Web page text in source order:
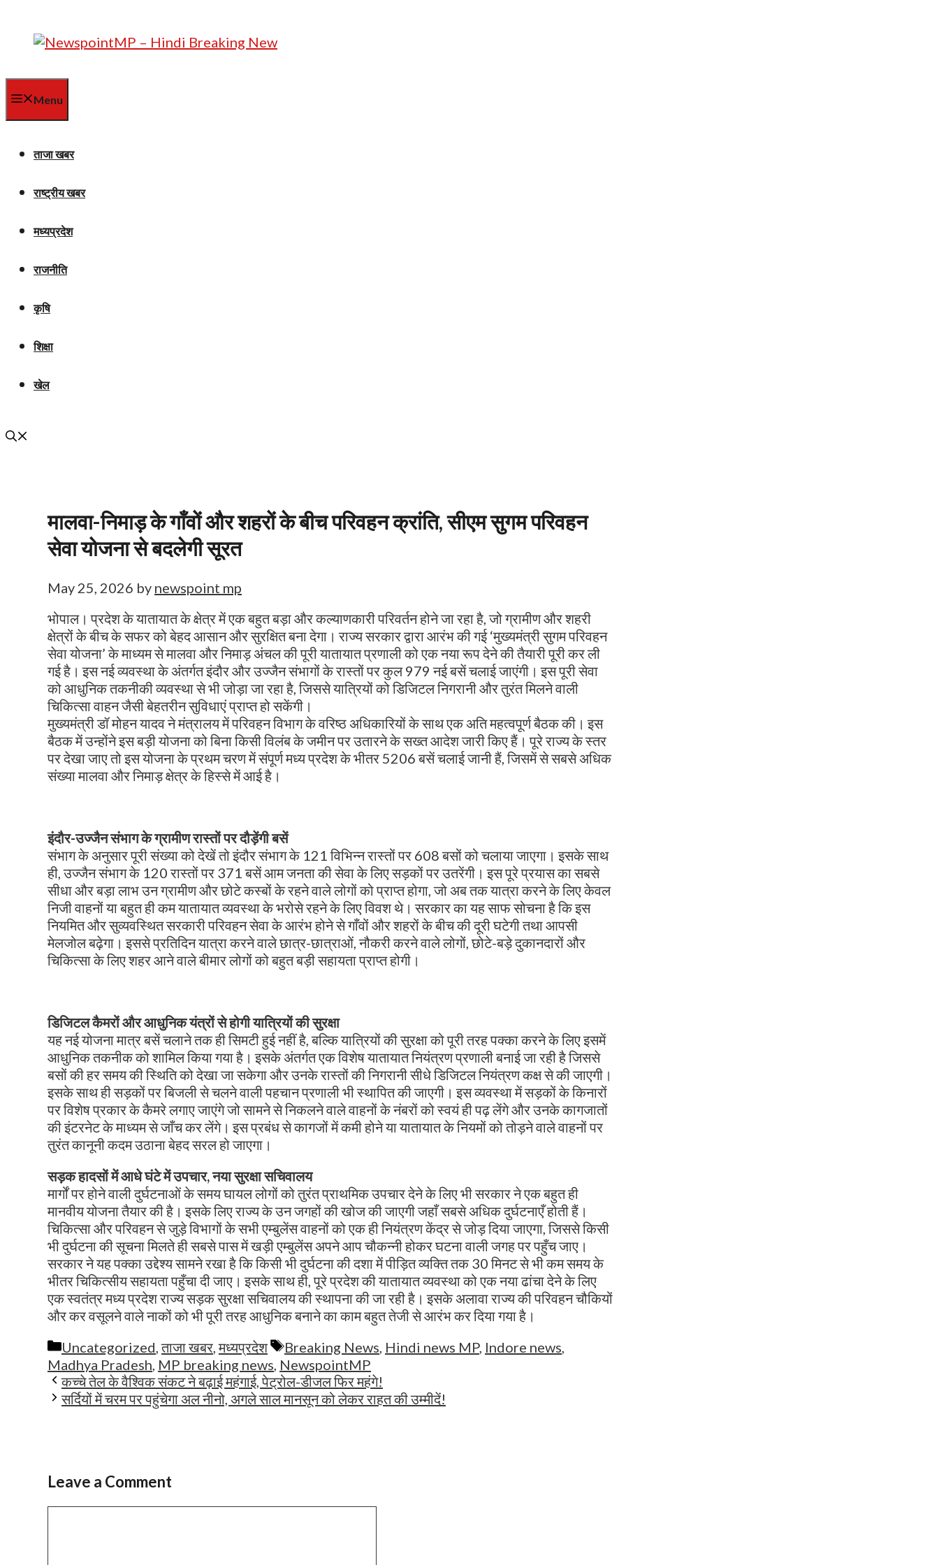
content
Menu
ताजा खबर
राष्ट्रीय खबर
मध्यप्रदेश
राजनीति
कृषि
शिक्षा
खेल
मालवा-निमाड़ के गाँवों और शहरों के बीच परिवहन क्रांति, सीएम सुगम परिवहन
सेवा योजना से बदलेगी सूरत
May 25, 2026 by newspoint mp
भोपाल। प्रदेश के यातायात के क्षेत्र में एक बहुत बड़ा और कल्याणकारी परिवर्तन होने जा रहा है, जो ग्रामीण और शहरी
क्षेत्रों के बीच के सफर को बेहद आसान और सुरक्षित बना देगा। राज्य सरकार द्वारा आरंभ की गई ‘मुख्यमंत्री सुगम परिवहन
सेवा योजना’ के माध्यम से मालवा और निमाड़ अंचल की पूरी यातायात प्रणाली को एक नया रूप देने की तैयारी पूरी कर ली
गई है। इस नई व्यवस्था के अंतर्गत इंदौर और उज्जैन संभागों के रास्तों पर कुल 979 नई बसें चलाई जाएंगी। इस पूरी सेवा
को आधुनिक तकनीकी व्यवस्था से भी जोड़ा जा रहा है, जिससे यात्रियों को डिजिटल निगरानी और तुरंत मिलने वाली
चिकित्सा वाहन जैसी बेहतरीन सुविधाएं प्राप्त हो सकेंगी।
मुख्यमंत्री डॉ मोहन यादव ने मंत्रालय में परिवहन विभाग के वरिष्ठ अधिकारियों के साथ एक अति महत्वपूर्ण बैठक की। इस
बैठक में उन्होंने इस बड़ी योजना को बिना किसी विलंब के जमीन पर उतारने के सख्त आदेश जारी किए हैं। पूरे राज्य के स्तर
पर देखा जाए तो इस योजना के प्रथम चरण में संपूर्ण मध्य प्रदेश के भीतर 5206 बसें चलाई जानी हैं, जिसमें से सबसे अधिक
संख्या मालवा और निमाड़ क्षेत्र के हिस्से में आई है।
इंदौर-उज्जैन संभाग के ग्रामीण रास्तों पर दौड़ेंगी बसें
संभाग के अनुसार पूरी संख्या को देखें तो इंदौर संभाग के 121 विभिन्न रास्तों पर 608 बसों को चलाया जाएगा। इसके साथ
ही, उज्जैन संभाग के 120 रास्तों पर 371 बसें आम जनता की सेवा के लिए सड़कों पर उतरेंगी। इस पूरे प्रयास का सबसे
सीधा और बड़ा लाभ उन ग्रामीण और छोटे कस्बों के रहने वाले लोगों को प्राप्त होगा, जो अब तक यात्रा करने के लिए केवल
निजी वाहनों या बहुत ही कम यातायात व्यवस्था के भरोसे रहने के लिए विवश थे। सरकार का यह साफ सोचना है कि इस
नियमित और सुव्यवस्थित सरकारी परिवहन सेवा के आरंभ होने से गाँवों और शहरों के बीच की दूरी घटेगी तथा आपसी
मेलजोल बढ़ेगा। इससे प्रतिदिन यात्रा करने वाले छात्र-छात्राओं, नौकरी करने वाले लोगों, छोटे-बड़े दुकानदारों और
चिकित्सा के लिए शहर आने वाले बीमार लोगों को बहुत बड़ी सहायता प्राप्त होगी।
डिजिटल कैमरों और आधुनिक यंत्रों से होगी यात्रियों की सुरक्षा
यह नई योजना मात्र बसें चलाने तक ही सिमटी हुई नहीं है, बल्कि यात्रियों की सुरक्षा को पूरी तरह पक्का करने के लिए इसमें
आधुनिक तकनीक को शामिल किया गया है। इसके अंतर्गत एक विशेष यातायात नियंत्रण प्रणाली बनाई जा रही है जिससे
बसों की हर समय की स्थिति को देखा जा सकेगा और उनके रास्तों की निगरानी सीधे डिजिटल नियंत्रण कक्ष से की जाएगी।
इसके साथ ही सड़कों पर बिजली से चलने वाली पहचान प्रणाली भी स्थापित की जाएगी। इस व्यवस्था में सड़कों के किनारों
पर विशेष प्रकार के कैमरे लगाए जाएंगे जो सामने से निकलने वाले वाहनों के नंबरों को स्वयं ही पढ़ लेंगे और उनके कागजातों
की इंटरनेट के माध्यम से जाँच कर लेंगे। इस प्रबंध से कागजों में कमी होने या यातायात के नियमों को तोड़ने वाले वाहनों पर
तुरंत कानूनी कदम उठाना बेहद सरल हो जाएगा।
सड़क हादसों में आधे घंटे में उपचार, नया सुरक्षा सचिवालय
मार्गों पर होने वाली दुर्घटनाओं के समय घायल लोगों को तुरंत प्राथमिक उपचार देने के लिए भी सरकार ने एक बहुत ही
मानवीय योजना तैयार की है। इसके लिए राज्य के उन जगहों की खोज की जाएगी जहाँ सबसे अधिक दुर्घटनाएँ होती हैं।
चिकित्सा और परिवहन से जुड़े विभागों के सभी एम्बुलेंस वाहनों को एक ही नियंत्रण केंद्र से जोड़ दिया जाएगा, जिससे किसी
भी दुर्घटना की सूचना मिलते ही सबसे पास में खड़ी एम्बुलेंस अपने आप चौकन्नी होकर घटना वाली जगह पर पहुँच जाए।
सरकार ने यह पक्का उद्देश्य सामने रखा है कि किसी भी दुर्घटना की दशा में पीड़ित व्यक्ति तक 30 मिनट से भी कम समय के
भीतर चिकित्सीय सहायता पहुँचा दी जाए। इसके साथ ही, पूरे प्रदेश की यातायात व्यवस्था को एक नया ढांचा देने के लिए
एक स्वतंत्र मध्य प्रदेश राज्य सड़क सुरक्षा सचिवालय की स्थापना की जा रही है। इसके अलावा राज्य की परिवहन चौकियों
और कर वसूलने वाले नाकों को भी पूरी तरह आधुनिक बनाने का काम बहुत तेजी से आरंभ कर दिया गया है।
Categories
Uncategorized ,ताजा खबर ,मध्यप्रदेश Tags
Breaking News Hindi news MP, Indore news
Madhya Pradesh MP breaking news NewspointMP
कच्चे तेल के वैश्विक संकट ने बढ़ाई महंगाई, पेट्रोल-डीजल फिर महंगे!
सर्दियों में चरम पर पहुंचेगा अल नीनो, अगले साल मानसून को लेकर राहत की उम्मीदें!
Leave a Comment